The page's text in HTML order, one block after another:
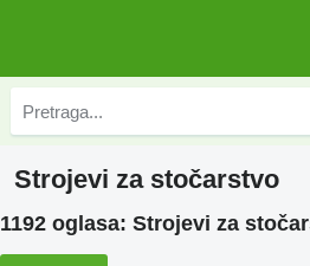
Strojevi za stočarstvo
1192 oglasa: Strojevi za